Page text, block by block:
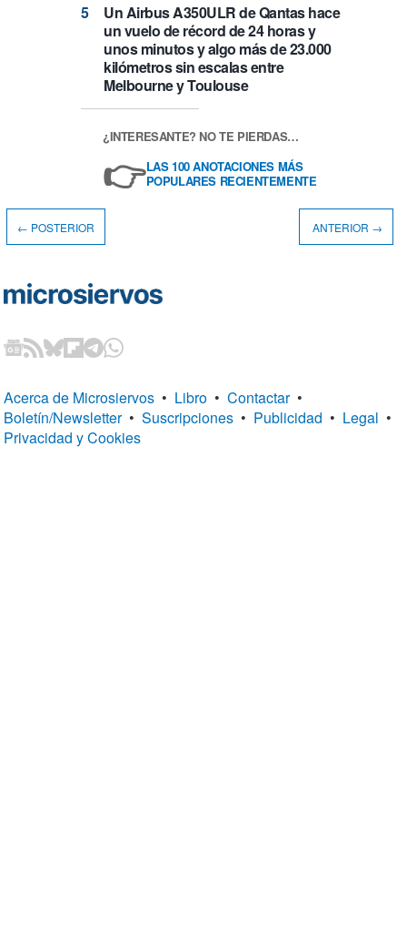
Un Airbus A350ULR de Qantas hace
un vuelo de récord de 24 horas y
unos minutos y algo más de 23.000
kilómetros sin escalas entre
Melbourne y Toulouse
¿INTERESANTE? NO TE PIERDAS…
👉LAS 100 ANOTACIONES MÁS
POPULARES RECIENTEMENTE
← POSTERIOR ANTERIOR →
Acerca de Microsiervos • Libro • Contactar •
Boletín/Newsletter • Suscripciones • Publicidad • Legal •
Privacidad y Cookies